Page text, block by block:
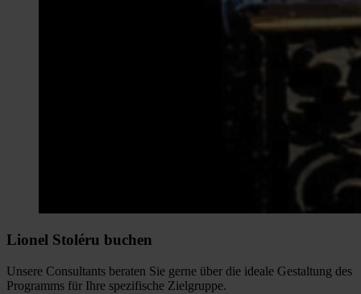
Lionel Stoléru buchen
Unsere Consultants beraten Sie gerne über die ideale Gestaltung des
Programms für Ihre spezifische Zielgruppe.